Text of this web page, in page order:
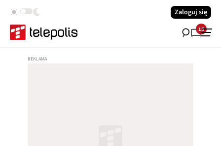
Zaloguj się
15